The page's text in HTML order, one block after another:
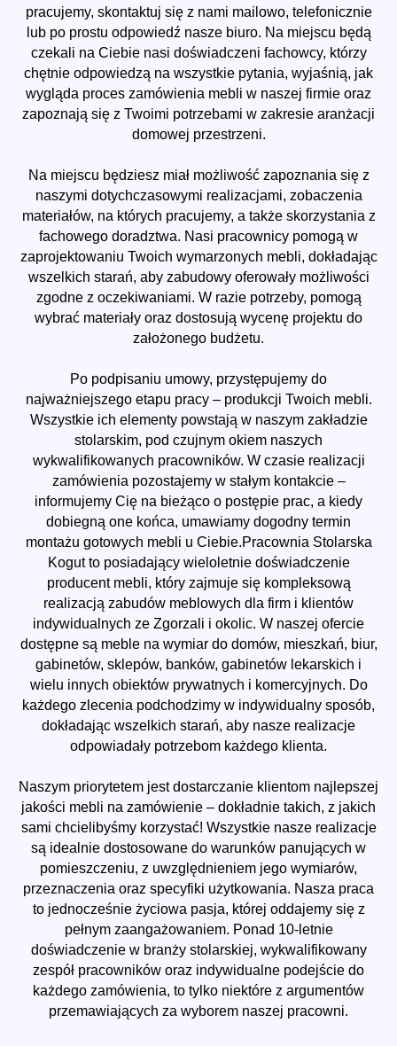
pracujemy, skontaktuj się z nami mailowo, telefonicznie
lub po prostu odpowiedź nasze biuro. Na miejscu będą
czekali na Ciebie nasi doświadczeni fachowcy, którzy
chętnie odpowiedzą na wszystkie pytania, wyjaśnią, jak
wygląda proces zamówienia mebli w naszej firmie oraz
zapoznają się z Twoimi potrzebami w zakresie aranżacji
domowej przestrzeni.
Na miejscu będziesz miał możliwość zapoznania się z
naszymi dotychczasowymi realizacjami, zobaczenia
materiałów, na których pracujemy, a także skorzystania z
fachowego doradztwa. Nasi pracownicy pomogą w
zaprojektowaniu Twoich wymarzonych mebli, dokładając
wszelkich starań, aby zabudowy oferowały możliwości
zgodne z oczekiwaniami. W razie potrzeby, pomogą
wybrać materiały oraz dostosują wycenę projektu do
założonego budżetu.
Po podpisaniu umowy, przystępujemy do
najważniejszego etapu pracy – produkcji Twoich mebli.
Wszystkie ich elementy powstają w naszym zakładzie
stolarskim, pod czujnym okiem naszych
wykwalifikowanych pracowników. W czasie realizacji
zamówienia pozostajemy w stałym kontakcie –
informujemy Cię na bieżąco o postępie prac, a kiedy
dobiegną one końca, umawiamy dogodny termin
montażu gotowych mebli u Ciebie.Pracownia Stolarska
Kogut to posiadający wieloletnie doświadczenie
producent mebli, który zajmuje się kompleksową
realizacją zabudów meblowych dla firm i klientów
indywidualnych ze Zgorzali i okolic. W naszej ofercie
dostępne są meble na wymiar do domów, mieszkań, biur,
gabinetów, sklepów, banków, gabinetów lekarskich i
wielu innych obiektów prywatnych i komercyjnych. Do
każdego zlecenia podchodzimy w indywidualny sposób,
dokładając wszelkich starań, aby nasze realizacje
odpowiadały potrzebom każdego klienta.
Naszym priorytetem jest dostarczanie klientom najlepszej
jakości mebli na zamówienie – dokładnie takich, z jakich
sami chcielibyśmy korzystać! Wszystkie nasze realizacje
są idealnie dostosowane do warunków panujących w
pomieszczeniu, z uwzględnieniem jego wymiarów,
przeznaczenia oraz specyfiki użytkowania. Nasza praca
to jednocześnie życiowa pasja, której oddajemy się z
pełnym zaangażowaniem. Ponad 10-letnie
doświadczenie w branży stolarskiej, wykwalifikowany
zespół pracowników oraz indywidualne podejście do
każdego zamówienia, to tylko niektóre z argumentów
przemawiających za wyborem naszej pracowni.